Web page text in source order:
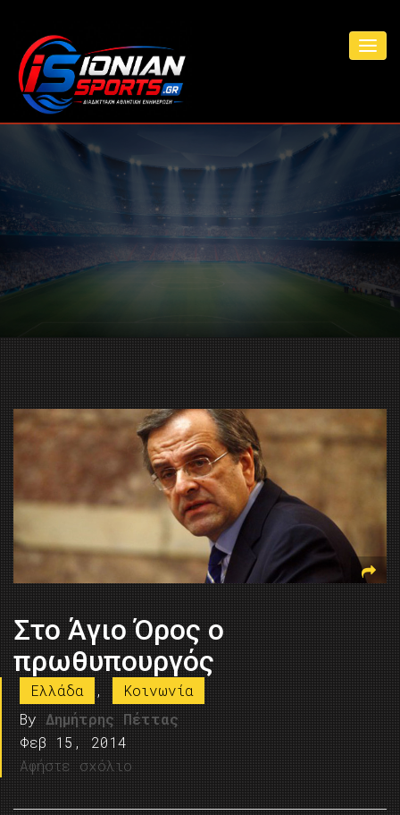
Στο Άγιο Όρος ο
πρωθυπουργός
Ελλάδα ,
Κοινωνία
By Δημήτρης Πέττας
Φεβ 15, 2014
Αφήστε σχόλιο